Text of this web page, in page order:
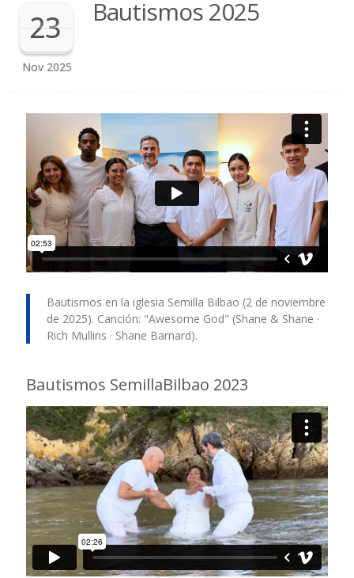
23
Nov 2025
Bautismos 2025
Bautismos en la iglesia Semilla Bilbao (2 de noviembre
de 2025). Canción: "Awesome God" (Shane & Shane ·
Rich Mullins · Shane Barnard).
Bautismos SemillaBilbao 2023